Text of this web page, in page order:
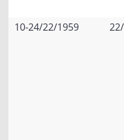
10-24/22/1959